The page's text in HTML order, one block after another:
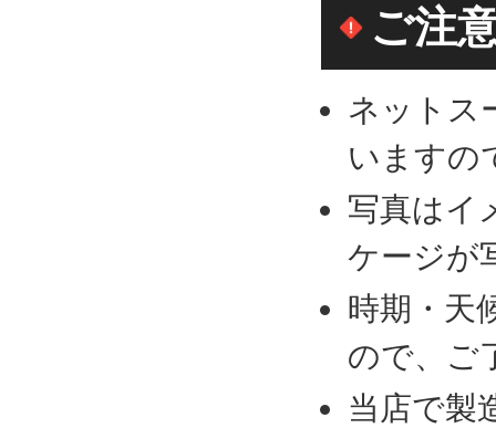
ご注
ネットス
いますの
写真はイ
ケージが
時期・天
ので、ご
当店で製